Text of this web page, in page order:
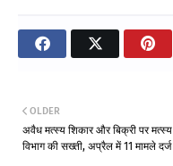
OLDER
अवैध मत्स्य शिकार और बिक्री पर मत्स्य
विभाग की सख्ती, अप्रैल में 11 मामले दर्ज